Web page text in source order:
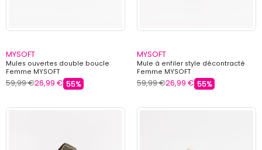
MYSOFT
Mules ouvertes double boucle
Femme MYSOFT
59,99 €26,99 € 55%
MYSOFT
Mule à enfiler style décontracté
Femme MYSOFT
59,99 €26,99 € 55%